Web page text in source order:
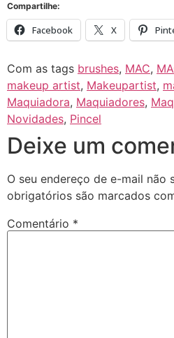
Compartilhe:
Facebook X
Com as tags brushes, MAC,
makeup artist, Makeupartist,
Maquiadora, Maquiadores,
Novidades, Pincel
Deixe um
O seu endereço de e-mail não
obrigatórios são marcados
Comentário *